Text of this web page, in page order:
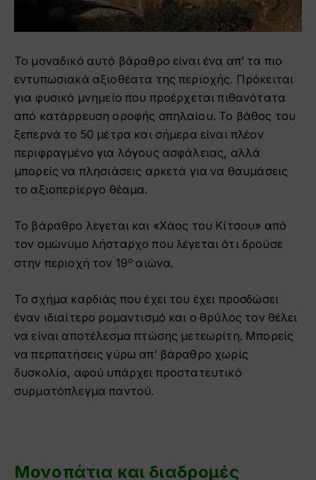
Το μοναδικό αυτό βάραθρο είναι ένα απ’ τα πιο
εντυπωσιακά αξιοθέατα της περιοχής. Πρόκειται
για φυσικό μνημείο που προέρχεται πιθανότατα
από κατάρρευση οροφής σπηλαίου. Το βάθος του
ξεπερνά το 50 μέτρα και σήμερα είναι πλέον
περιφραγμένο για λόγους ασφάλειας, αλλά
μπορείς να πλησιάσεις αρκετά για να θαυμάσεις
το αξιοπερίεργο θέαμα.
Το βάραθρο λεγεται και «Χάος του Κίτσου» από
τον ομώνυμο λήσταρχο που λέγεται ότι δρούσε
στην περιοχή τον 19ο αιώνα.
Το σχήμα καρδιάς που έχει του έχει προσδώσει
έναν ιδιαίτερο ρομαντισμό και ο θρύλος τον θέλει
να είναι αποτέλεσμα πτώσης μετεωρίτη. Μπορείς
να περπατήσεις γύρω απ’ βάραθρο χωρίς
δυσκολία, αφού υπάρχει προστατευτικό
συρματόπλεγμα παντού.
Μονοπάτια και διαδρομές